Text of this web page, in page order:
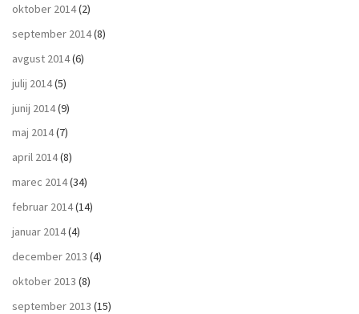
oktober 2014(2)
september 2014(8)
avgust 2014(6)
julij 2014(5)
junij 2014(9)
maj 2014(7)
april 2014(8)
marec 2014(34)
februar 2014(14)
januar 2014(4)
december 2013 (4)
oktober 2013 (8)
september 2013 (15)